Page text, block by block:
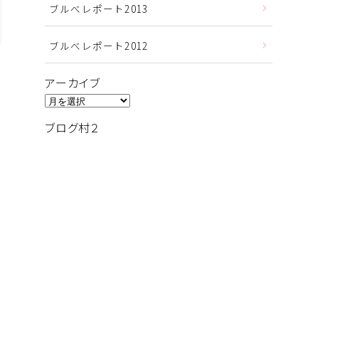
ブルべレポート2013
ブルべレポート2012
アーカイブ
ア
カ
ブログ村２